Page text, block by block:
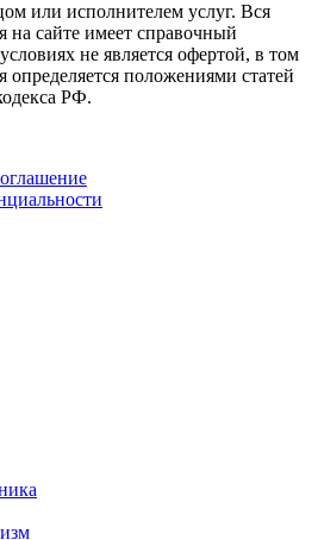
или исполнителем услуг. Вся
сайте имеет справочный
не является офертой, в том
определяется положениями статей
РФ.